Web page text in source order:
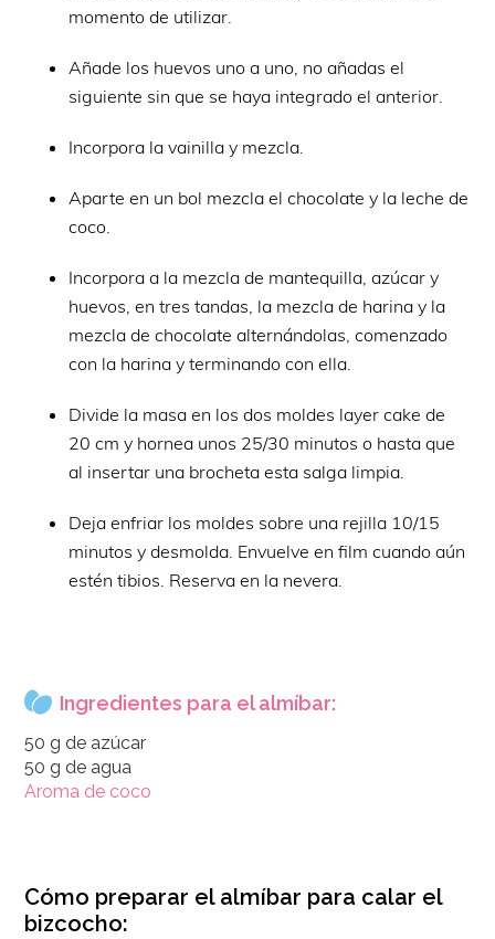
momento de utilizar.
Añade los huevos uno a uno, no añadas el
siguiente sin que se haya integrado el anterior.
Incorpora la vainilla y mezcla.
Aparte en un bol mezcla el chocolate y la leche de
coco.
Incorpora a la mezcla de mantequilla, azúcar y
huevos, en tres tandas, la mezcla de harina y la
mezcla de chocolate alternándolas, comenzado
con la harina y terminando con ella.
Divide la masa en los dos moldes layer cake de
20 cm y hornea unos 25/30 minutos o hasta que
al insertar una brocheta esta salga limpia.
Deja enfriar los moldes sobre una rejilla 10/15
minutos y desmolda. Envuelve en film cuando aún
estén tibios. Reserva en la nevera.
Ingredientes para el almíbar:
50 g de azúcar
50 g de agua
Aroma de coco
Cómo preparar el almíbar para calar el
bizcocho: